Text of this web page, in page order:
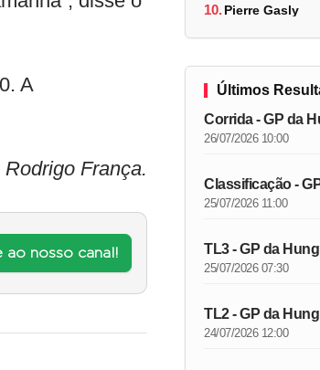
A
França.
ao nosso canal!
10.Pierre Gasly
Últimos
Corrida - GP da
26/07/2026 10:00
Classificação -
25/07/2026 11:00
TL3 - GP da
25/07/2026 07:30
TL2 - GP da
24/07/2026 12:00